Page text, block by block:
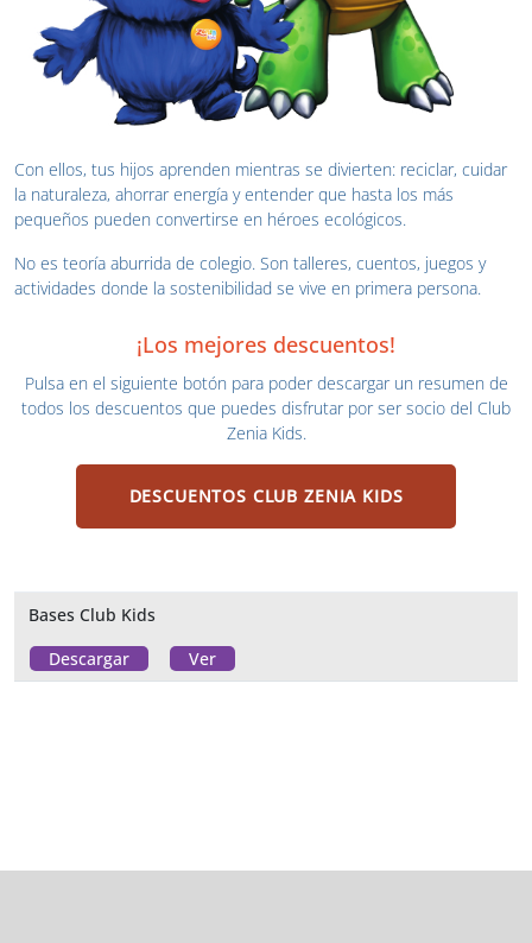
Con ellos, tus hijos aprenden mientras se divierten: reciclar, cuidar
la naturaleza, ahorrar energía y entender que hasta los más
pequeños pueden convertirse en héroes ecológicos.
No es teoría aburrida de colegio. Son talleres, cuentos, juegos y
actividades donde la sostenibilidad se vive en primera persona.
¡Los mejores descuentos!
Pulsa en el siguiente botón para poder descargar un resumen de
todos los descuentos que puedes disfrutar por ser socio del Club
Zenia Kids.
DESCUENTOS CLUB ZENIA KIDS
Bases Club Kids
Descargar
Ver